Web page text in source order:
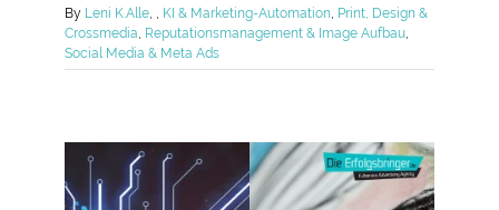
By Leni K.Alle KI & Marketing-Automation Print, Design &
Crossmedia Reputationsmanagement & Image Aufbau
Social Media & Meta Ads